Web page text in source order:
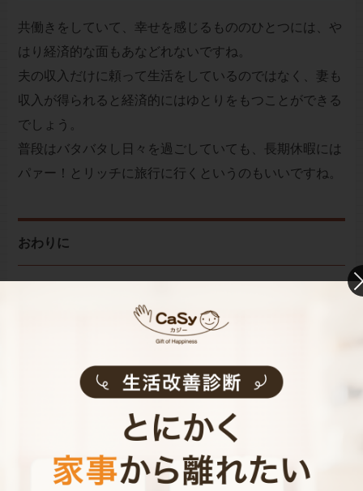
共働きをしていて、幸せを感じるもののひとつには、や
はり経済的な面もあなどれないですね。
夫の収入だけに頼って生活をしているのではなく、妻も
収入が得られると経済的にはゆとりをもつことができる
でしょう。
普段はバタバタし日々を過ごしていても、長期休暇には
パァー！とリッチに旅行に行くというのもいいですね。
おわりに
共働きは決して不幸ではなく、その逆で実は、幸せに溢
れたものなのです。
辛いこともあると思いますが、ここで挙げた幸せを感じ
る瞬間に共感して頂けるのあれば、その瞬間の為に、
日々頑張って参りましょう！